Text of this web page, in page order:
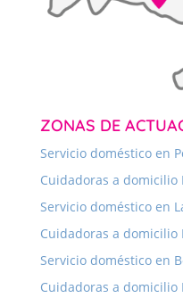
ZONAS DE
Servicio doméstico en
Cuidadoras a domicilio
Servicio doméstico en
Cuidadoras a domicilio
Servicio doméstico en
Cuidadoras a domicilio